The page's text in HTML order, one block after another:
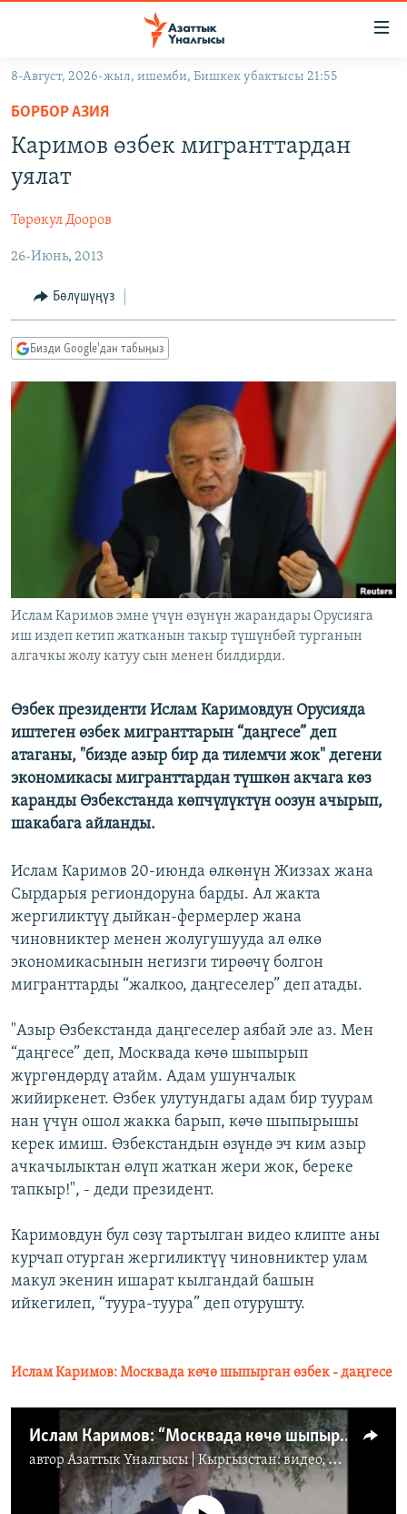
Навигацияга
өтүңүз
Издөөгө
салыңызКЫРГЫЗСТАН
ЭКОНОМИКА
МАДАНИЯТ
ДҮЙНӨ
БОРБОР АЗИЯ
АТАЙЫН ИЛИКТӨӨ
ТВ ПРОГРАММАЛАР
БҮГҮН АЗАТТЫКТА
БИЗ ЖАНА ДҮЙНӨ
ЭЖЕ-СИҢДИЛЕР
ЫҢГАЙСЫЗ СУРООЛОР
ПОДКАСТ
ӨЗГӨЧӨ ПИКИР
ОНЛАЙН ШЕРИНЕ
ЭЕ/АРнун бардык сайттары
8-Август, 2026-жыл, ишемби, Бишкек убактысы 21:55
БОРБОР АЗИЯ
Каримов өзбек мигранттардан
уялат
Төрөкул Дооров
26-Июнь, 2013
Бөлүшүңүз
Бизди Google'дан табыңыз
Ислам Каримов эмне үчүн өзүнүн жарандары Орусияга
иш издеп кетип жатканын такыр түшүнбөй турганын
алгачкы жолу катуу сын менен билдирди.
Өзбек президенти Ислам Каримовдун Орусияда
иштеген өзбек мигранттарын “даңгесе” деп
атаганы, "бизде азыр бир да тилемчи жок" дегени
экономикасы мигранттардан түшкөн акчага көз
каранды Өзбекстанда көпчүлүктүн оозун ачырып,
шакабага айланды.
Ислам Каримов 20-июнда өлкөнүн Жиззах жана
Сырдарыя региондоруна барды. Ал жакта
жергиликтүү дыйкан-фермерлер жана
чиновниктер менен жолугушууда ал өлкө
экономикасынын негизги тирөөчү болгон
мигранттарды “жалкоо, даңгеселер” деп атады.
"Азыр Өзбекстанда даңгеселер аябай эле аз. Мен
“даңгесе” деп, Москвада көчө шыпырып
жүргөндөрдү атайм. Адам ушунчалык
жийиркенет. Өзбек улутундагы адам бир туурам
нан үчүн ошол жакка барып, көчө шыпырышы
керек имиш. Өзбекстандын өзүндө эч ким азыр
ачкачылыктан өлүп жаткан жери жок, береке
тапкыр!", - деди президент.
Каримовдун бул сөзү тартылган видео клипте аны
курчап отурган жергиликтүү чиновниктер улам
макул экенин ишарат кылгандай башын
ийкегилеп, “туура-туура” деп отурушту.
Ислам Каримов: Москвада көчө шыпырган өзбек - даңгесе
Ислам Каримов: “Москвада көчө шыпырган өзбек - даңгесе"
авторАзаттык Үналгысы | Кыргызстан: видео, фото, кабарлар
No media source currently available